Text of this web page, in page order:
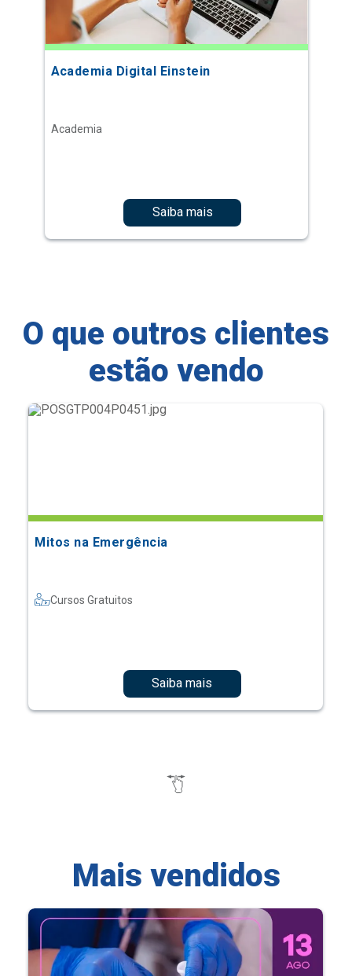
Academia Digital Einstein
Academia
Saiba mais
O que outros clientes
estão vendo
Mitos na Emergência
Cursos Gratuitos
Saiba mais
Mais vendidos